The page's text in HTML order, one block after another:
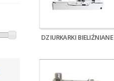
DZIURKARKI BIELIŹNIANE